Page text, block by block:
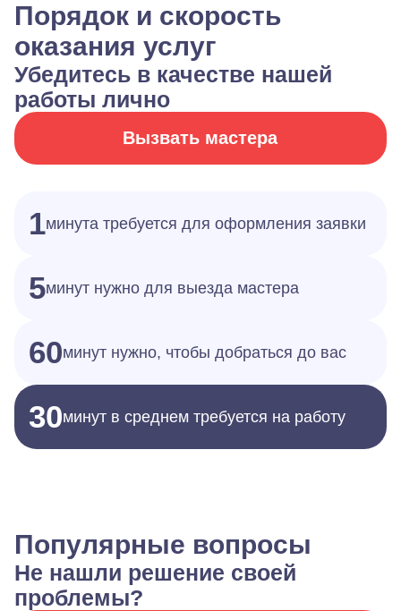
Порядок и скорость
оказания услуг
Убедитесь в качестве нашей
работы лично
Вызвать мастера
1минута требуется для оформления заявки
5минут нужно для выезда мастера
60минут нужно, чтобы добраться до вас
30минут в среднем требуется на работу
Популярные вопросы
Не нашли решение своей
проблемы?